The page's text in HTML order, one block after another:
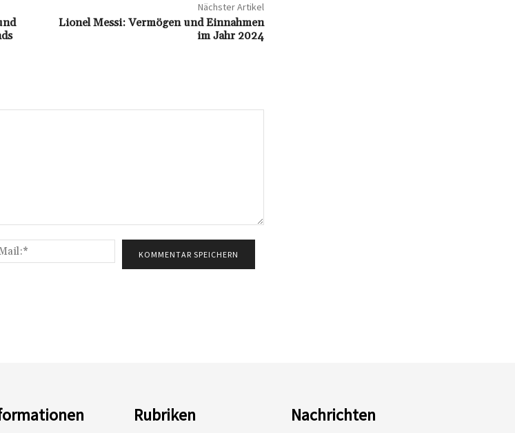
Nächster Artikel
Lionel Messi: Vermögen und Einnahmen
im Jahr 2024
Mail:*
Rubriken Nachrichten